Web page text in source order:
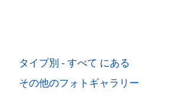
タイプ別 - すべて にある
その他のフォトギャラリー